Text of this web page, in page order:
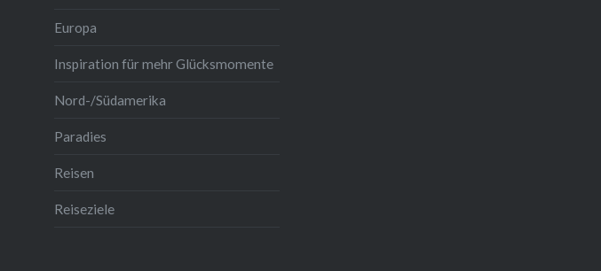
Europa
Inspiration für mehr Glücksmomente
Nord-/Südamerika
Paradies
Reisen
Reiseziele